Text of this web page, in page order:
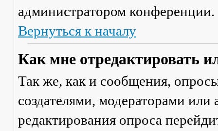
администратором конференции.
Вернуться к началу
Как мне отредактировать
Так же, как и сообщения,
создателями, модераторами
редактирования опроса